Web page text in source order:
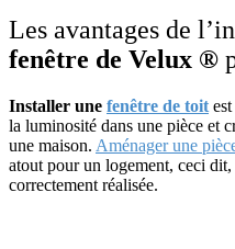
Les avantages de
fenêtre de Velux ®
Installer une fenêtre de toit
la luminosité dans une pièce et
une maison. Aménager une
atout pour un logement, ceci
correctement réalisée.